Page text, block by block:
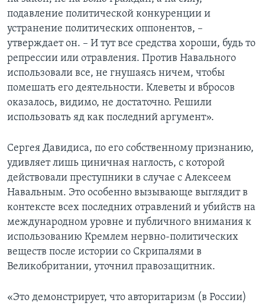
подавление политической конкуренции и
устранение политических оппонентов, –
утверждает он. – И тут все средства хороши, будь то
репрессии или отравления. Против Навального
использовали все, не гнушаясь ничем, чтобы
помешать его деятельности. Клеветы и вбросов
оказалось, видимо, не достаточно. Решили
использовать яд как последний аргумент».
Сергея Давидиса, по его собственному признанию,
удивляет лишь циничная наглость, с которой
действовали преступники в случае с Алексеем
Навальным. Это особенно вызывающе выглядит в
контексте всех последних отравлений и убийств на
международном уровне и публичного внимания к
использованию Кремлем нервно-политических
веществ после истории со Скрипалями в
Великобритании, уточнил правозащитник.
«Это демонстрирует, что авторитаризм (в России)